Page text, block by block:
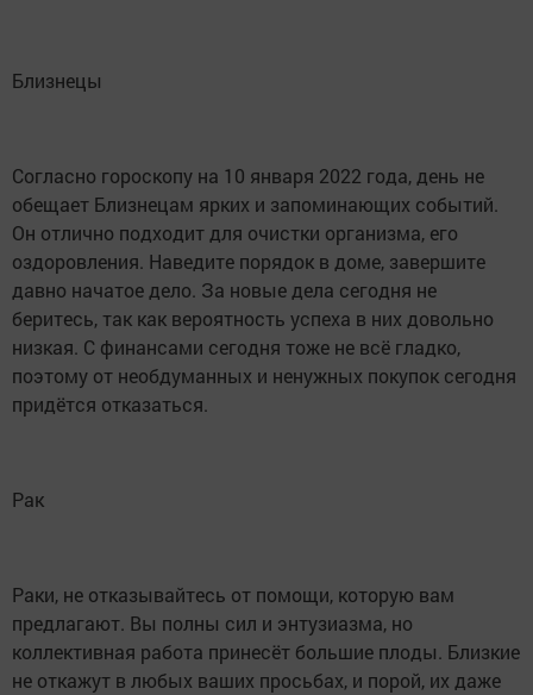
Близнецы
Согласно гороскопу на 10 января 2022 года, день не
обещает Близнецам ярких и запоминающих событий.
Он отлично подходит для очистки организма, его
оздоровления. Наведите порядок в доме, завершите
давно начатое дело. За новые дела сегодня не
беритесь, так как вероятность успеха в них довольно
низкая. С финансами сегодня тоже не всё гладко,
поэтому от необдуманных и ненужных покупок сегодня
придётся отказаться.
Рак
Раки, не отказывайтесь от помощи, которую вам
предлагают. Вы полны сил и энтузиазма, но
коллективная работа принесёт большие плоды. Близкие
не откажут в любых ваших просьбах, и порой, их даже